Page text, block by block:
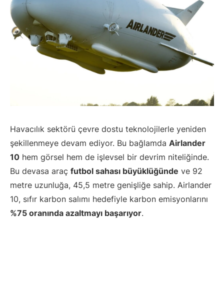
Havacılık sektörü çevre dostu teknolojilerle yeniden
şekillenmeye devam ediyor. Bu bağlamda Airlander
10 hem görsel hem de işlevsel bir devrim niteliğinde.
Bu devasa araç futbol sahası büyüklüğünde ve 92
metre uzunluğa, 45,5 metre genişliğe sahip. Airlander
10, sıfır karbon salımı hedefiyle karbon emisyonlarını
%75 oranında azaltmayı başarıyor.